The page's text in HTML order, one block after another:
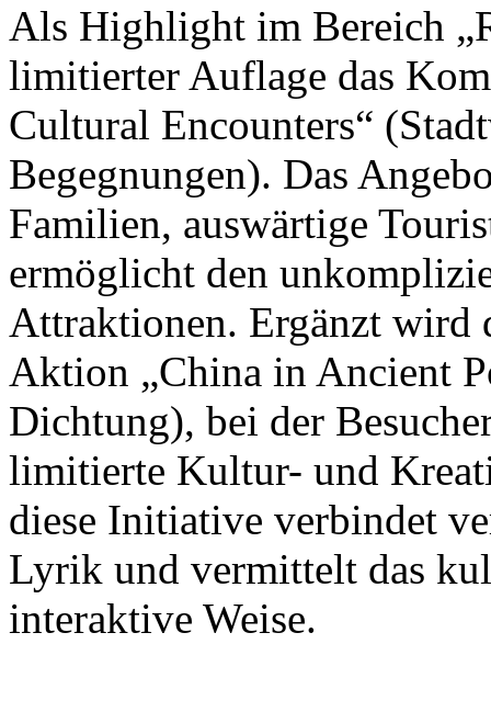
Als Highlight im Bereich
limitierter Auflage das
Cultural Encounters“
Begegnungen). Das
Familien, auswärtige
ermöglicht den
Attraktionen. Ergänzt wird
Aktion „China in Ancient
Dichtung), bei der
limitierte Kultur- und
diese Initiative verbindet
Lyrik und vermittelt das
interaktive Weise.